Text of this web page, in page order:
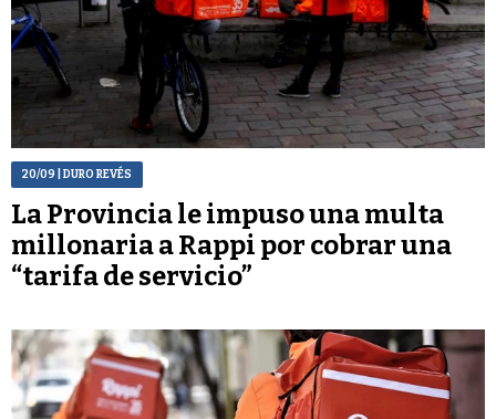
20/09 | DURO REVÉS
La Provincia le impuso una multa
millonaria a Rappi por cobrar una
“tarifa de servicio”